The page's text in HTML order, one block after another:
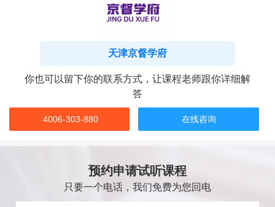
天津京督学府
你也可以留下你的联系方式，让课程老师跟你详细解
答
4006-303-880 在线咨询
预约申请试听课程
只要一个电话，我们免费为您回电